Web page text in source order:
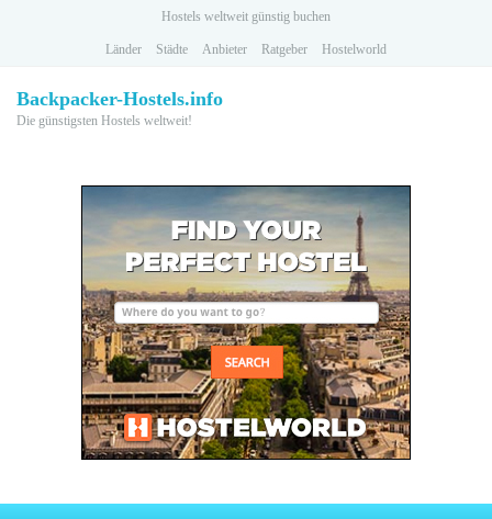
Hostels weltweit günstig buchen
Länder Städte Anbieter Ratgeber Hostelworld
Backpacker-Hostels.info
Die günstigsten Hostels weltweit!